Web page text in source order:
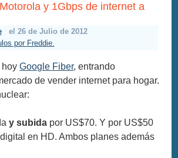
y 1Gbps de internet a
el 26 de Julio de 2012
por Freddie.
hoyGoogle Fiber, entrando
de vender internet para hogar.
y subida por US$70. Y por US$50
en HD. Ambos planes además